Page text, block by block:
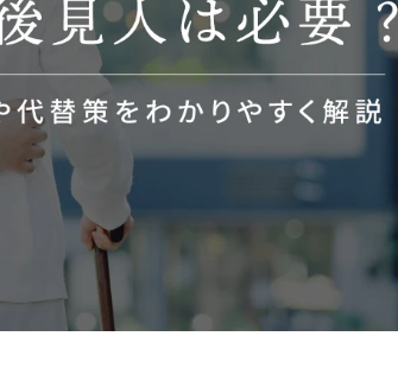
2026-06-15
おすすめしません。
人を物や金としか見てい